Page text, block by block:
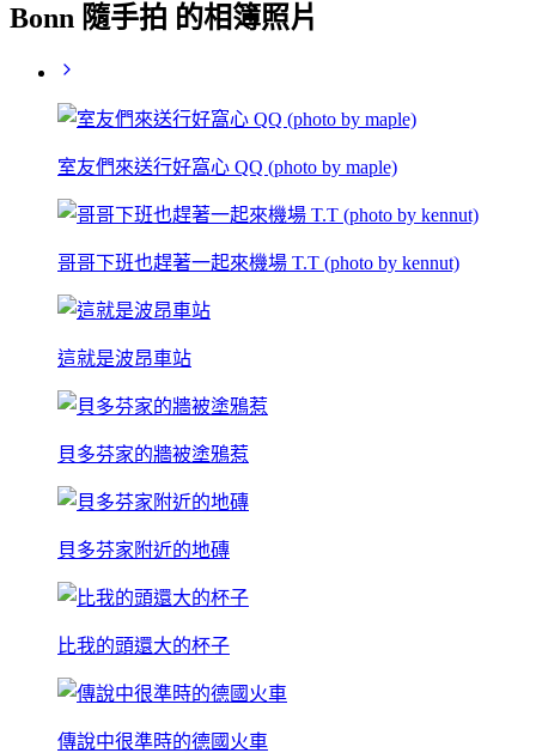
Bonn 隨手拍 的相簿照片
室友們來送行好窩心 QQ (photo by maple)
哥哥下班也趕著一起來機場 T.T (photo by kennut)
這就是波昂車站
貝多芬家的牆被塗鴉惹
貝多芬家附近的地磚
比我的頭還大的杯子
傳說中很準時的德國火車